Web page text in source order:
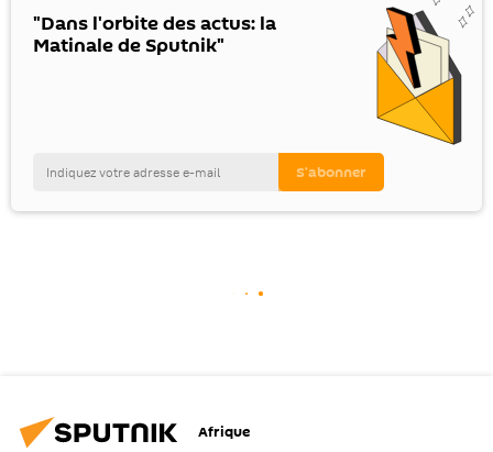
"Dans l'orbite des actus: la
Matinale de Sputnik"
Afrique